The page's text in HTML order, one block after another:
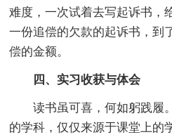
难度，一次试着去写起诉书，
一份追偿的欠款的起诉书，到
偿的金额。
四、实习收获与体会
读书虽可喜，何如躬践履
的学科，仅仅来源于课堂上的